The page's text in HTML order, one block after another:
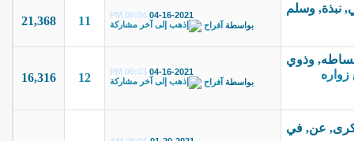
04-16-2021
06:04 PM
بواسطة آفراح 11
21,368
04-16-2021
06:03 PM
بواسطة آفراح 12
16,316